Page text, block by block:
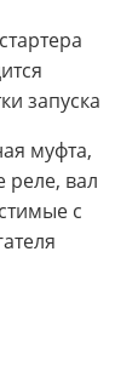
запуска
муфта,
реле, вал
с